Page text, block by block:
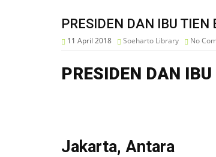
PRESIDEN DAN IBU
11 April 2018 Soeharto Library No
PRESIDEN DAN
Jakarta, Antara